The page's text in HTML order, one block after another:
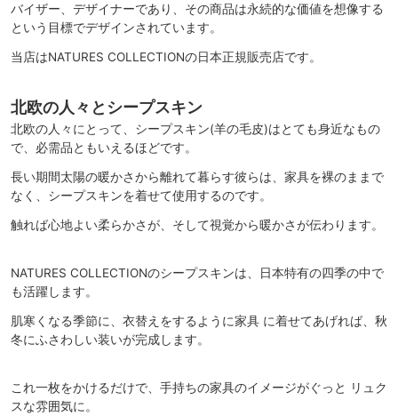
バイザー、デザイナーであり、その商品は永続的な価値を想像する
という目標でデザインされています。
当店はNATURES COLLECTIONの日本正規販売店です。
北欧の人々とシープスキン
北欧の人々にとって、シープスキン(羊の毛皮)はとても身近なもの
で、必需品ともいえるほどです。
長い期間太陽の暖かさから離れて暮らす彼らは、家具を裸のままで
なく、シープスキンを着せて使用するのです。
触れば心地よい柔らかさが、そして視覚から暖かさが伝わります。
NATURES COLLECTIONのシープスキンは、日本特有の四季の中で
も活躍します。
肌寒くなる季節に、衣替えをするように家具 に着せてあげれば、秋
冬にふさわしい装いが完成します。
これ一枚をかけるだけで、手持ちの家具のイメージがぐっと リュク
スな雰囲気に。